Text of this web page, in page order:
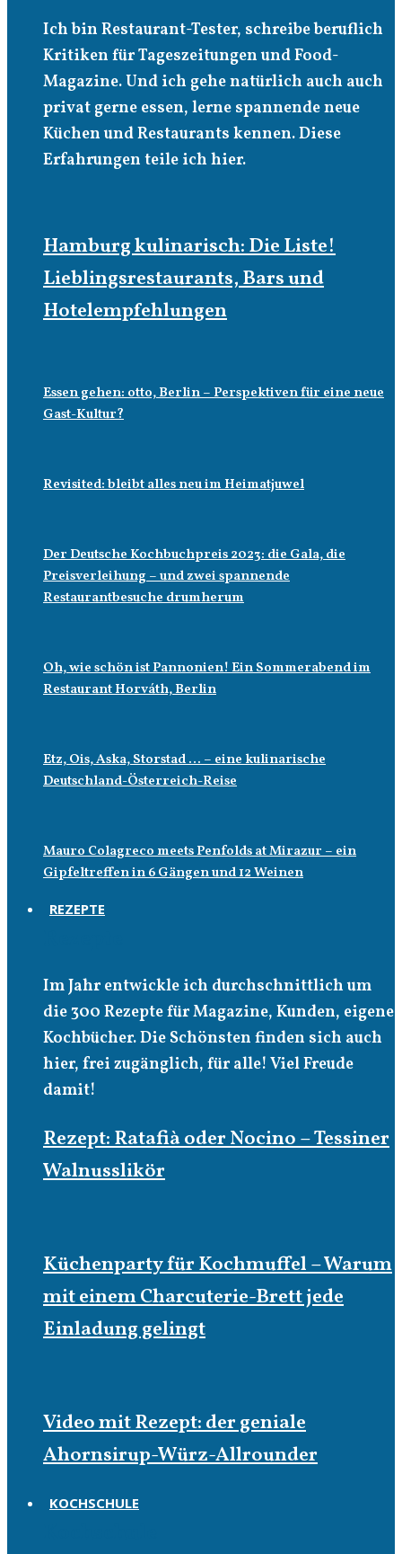
Ich bin Restaurant-Tester, schreibe beruflich
Kritiken für Tageszeitungen und Food-
Magazine. Und ich gehe natürlich auch auch
privat gerne essen, lerne spannende neue
Küchen und Restaurants kennen. Diese
Erfahrungen teile ich hier.
Hamburg kulinarisch: Die Liste!
Lieblingsrestaurants, Bars und
Hotelempfehlungen
Essen gehen: otto, Berlin – Perspektiven für eine neue
Gast-Kultur?
Revisited: bleibt alles neu im Heimatjuwel
Der Deutsche Kochbuchpreis 2023: die Gala, die
Preisverleihung – und zwei spannende
Restaurantbesuche drumherum
Oh, wie schön ist Pannonien! Ein Sommerabend im
Restaurant Horváth, Berlin
Etz, Ois, Aska, Storstad … – eine kulinarische
Deutschland-Österreich-Reise
Mauro Colagreco meets Penfolds at Mirazur – ein
Gipfeltreffen in 6 Gängen und 12 Weinen
REZEPTE
Im Jahr entwickle ich durchschnittlich um
die 300 Rezepte für Magazine, Kunden, eigene
Kochbücher. Die Schönsten finden sich auch
hier, frei zugänglich, für alle! Viel Freude
damit!
Rezept: Ratafià oder Nocino – Tessiner
Walnusslikör
Küchenparty für Kochmuffel – Warum
mit einem Charcuterie-Brett jede
Einladung gelingt
Video mit Rezept: der geniale
Ahornsirup-Würz-Allrounder
KOCHSCHULE